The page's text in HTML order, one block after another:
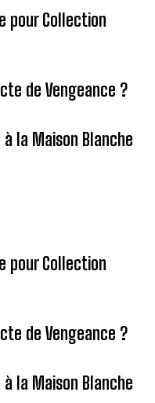
pour Collection
de Vengeance ?
la Maison Blanche
pour Collection
de Vengeance ?
la Maison Blanche